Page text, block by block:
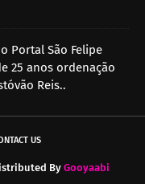
Portal São Felipe
25 anos ordenação
Reis..
US
By Gooyaabi